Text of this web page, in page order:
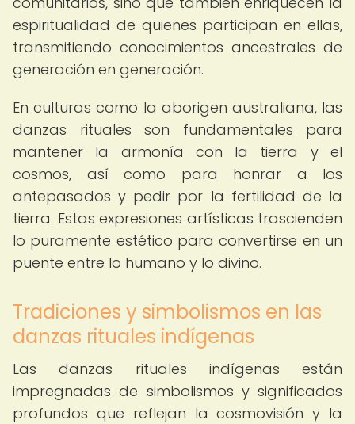
espiritualidad de quienes participan en ellas,
transmitiendo conocimientos ancestrales de
generación en generación.
En culturas como la aborigen australiana, las
danzas rituales son fundamentales para
mantener la armonía con la tierra y el
cosmos, así como para honrar a los
antepasados y pedir por la fertilidad de la
tierra. Estas expresiones artísticas trascienden
lo puramente estético para convertirse en un
puente entre lo humano y lo divino.
Tradiciones y simbolismos en las
danzas rituales indígenas
Las danzas rituales indígenas están
impregnadas de simbolismos y significados
profundos que reflejan la cosmovisión y la